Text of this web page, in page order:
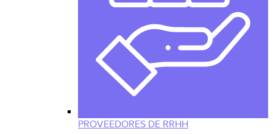
PROVEEDORES DE RRHH